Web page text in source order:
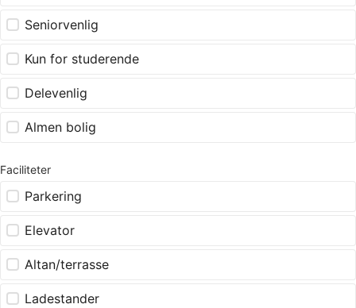
Seniorvenlig
Kun for studerende
Delevenlig
Almen bolig
Faciliteter
Parkering
Elevator
Altan/terrasse
Ladestander